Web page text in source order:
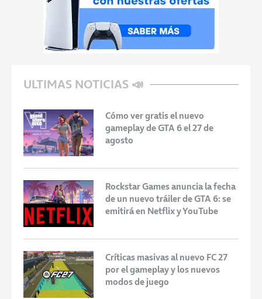
ULTIMAS NOTICIAS 📣
Cómo ver gratis el nuevo
gameplay de GTA 6 el 27 de
agosto
Rockstar Games anuncia la fecha
de un nuevo tráiler de GTA 6: se
emitirá en Netflix y YouTube
Críticas masivas al nuevo FC 27
por el gameplay y los nuevos
modos de juego